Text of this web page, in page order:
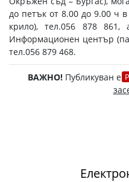
до петък от 8.00 до 9.00 ч
крило), тел.056 878
Информационен център
тел.056 879 468.
ВАЖНО! Публикуван е